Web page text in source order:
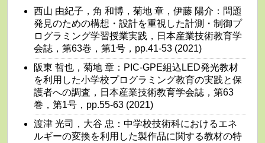
西山 由紀子，角 和博，菊地 章，伊藤 陽介：問題
発見のための構想・設計を重視した計測・制御プ
ログラミング学習授業実践，日本産業技術教育学
会誌，第63巻，第1号，pp.41-53 (2021)
阪東 哲也，菊地 章：PIC-GPE組込LED発光教材
を利用した小学校プログラミング教育の実践と保
護者への調査，日本産業技術教育学会誌，第63
巻，第1号，pp.55-63 (2021)
渡津 光司，大谷 忠：中学校技術科におけるエネ
ルギーの変換を利用した製作品に関する教材の特